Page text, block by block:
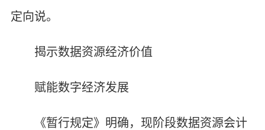
定向说。
揭示数据资源经济价值
赋能数字经济发展
《暂行规定》明确，现阶段数据资源会计